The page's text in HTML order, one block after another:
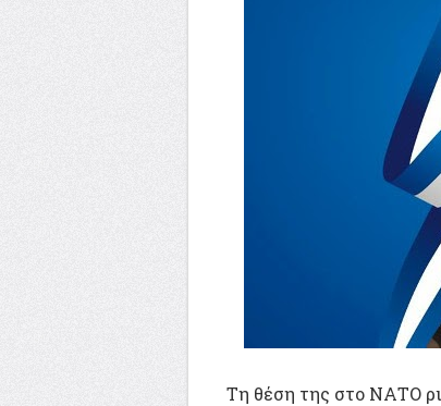
Τη θέση της στο ΝΑΤΟ